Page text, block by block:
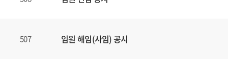
507 임원 해임(사임) 공시